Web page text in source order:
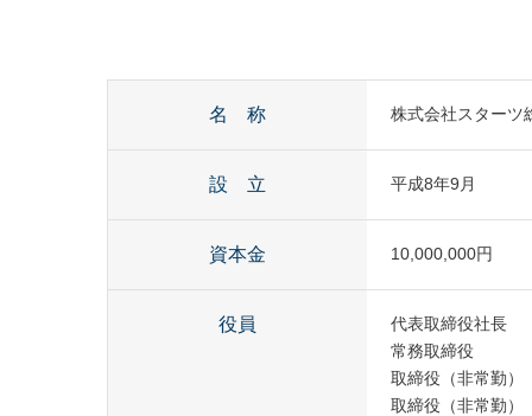
名 称 株式会社スターツ
設 立 平成8年9月
資本金 10,000,000円
役員
代表取締役社長
常務取締役
取締役（非常勤）
取締役（非常勤）